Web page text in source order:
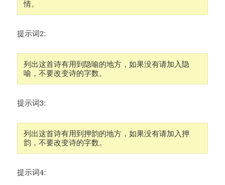
提示词2:
列出这首诗有用到隐喻的地方，如果没有请加入隐
喻，不要改变诗的字数。
提示词3:
列出这首诗有用到押韵的地方，如果没有请加入押
韵，不要改变诗的字数。
提示词4: